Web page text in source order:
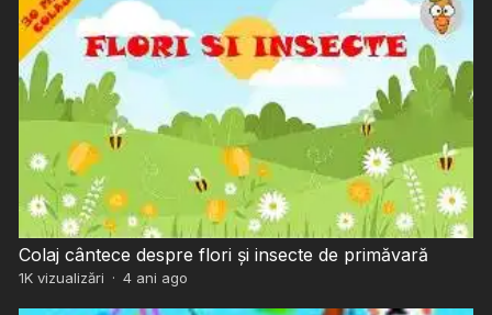
Colaj cântece despre flori și insecte de primăvară
1Kvizualizări · 4 ani ago